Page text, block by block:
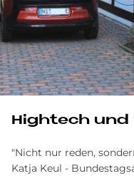
High­t­ech und
"Nicht nur reden,
Katja Keul -